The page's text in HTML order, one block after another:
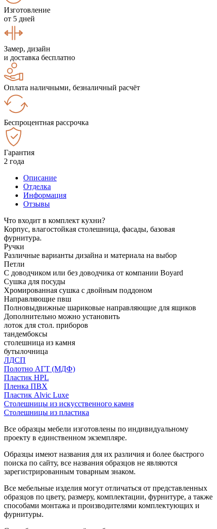
Изготовление
от 5 дней
Замер, дизайн
и доставка бесплатно
Оплата наличными, безналичный расчёт
Беспроцентная рассрочка
Гарантия
2 года
Описание
Отделка
Информация
Отзывы
Что входит в комплект кухни?
Корпус, влагостойкая столешница, фасады, базовая
фурнитура.
Ручки
Различные варианты дизайна и материала на выбор
Петли
С доводчиком или без доводчика от компании Boyard
Сушка для посуды
Хромированная сушка с двойным поддоном
Направляющие пвш
Полновыдвижные шариковые направляющие для ящиков
Дополнительно можно установить
лоток для стол. приборов
тандембоксы
столешница из камня
бутылочница
ЛДСП
Полотно АГТ (МДФ)
Пластик HPL
Пленка ПВХ
Пластик Alvic Luxe
Столешницы из искусственного камня
Столешницы из пластика
Все образцы мебели изготовлены по индивидуальному
проекту в единственном экземпляре.
Образцы имеют названия для их различия и более быстрого
поиска по сайту, все названия образцов не являются
зарегистрированным товарным знаком.
Все мебельные изделия могут отличаться от представленных
образцов по цвету, размеру, комплектации, фурнитуре, а также
способами монтажа и производителями комплектующих и
фурнитуры.